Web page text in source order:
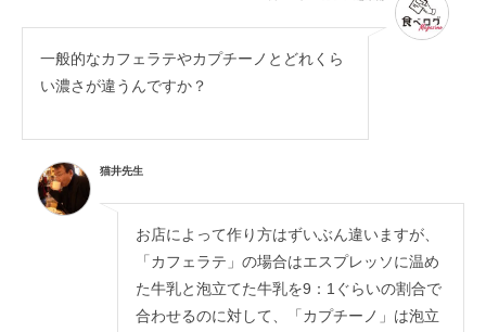
一般的なカフェラテやカプチーノとどれくら
い濃さが違うんですか？
猫井先生
お店によって作り方はずいぶん違いますが、
「カフェラテ」の場合はエスプレッソに温め
た牛乳と泡立てた牛乳を9：1ぐらいの割合で
合わせるのに対して、「カプチーノ」は泡立